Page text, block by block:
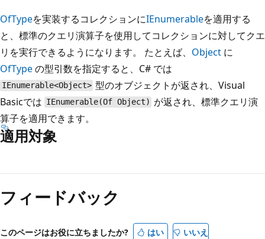
OfTypeを実装するコレクションにIEnumerableを適用する
と、標準のクエリ演算子を使用してコレクションに対してクエ
リを実行できるようになります。 たとえば、 Object に
OfTypeの型引数を指定すると、C# では
IEnumerable<Object> 型のオブジェクトが返され、Visual
Basicでは IEnumerable(Of Object) が返され、標準クエリ演
算子を適用できます。
適用対象
み
取
モ
フィードバック
このページはお役に立ちましたか? はい いいえ